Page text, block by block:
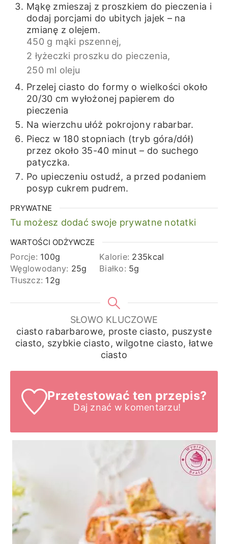
Mąkę zmieszaj z proszkiem do pieczenia i
dodaj porcjami do ubitych jajek – na
zmianę z olejem.
450 g mąki pszennej,
2 łyżeczki proszku do pieczenia,
250 ml oleju
Przelej ciasto do formy o wielkości około
20/30 cm wyłożonej papierem do
pieczenia
Na wierzchu ułóż pokrojony rabarbar.
Piecz w 180 stopniach (tryb góra/dół)
przez około 35-40 minut – do suchego
patyczka.
Po upieczeniu ostudź, a przed podaniem
posyp cukrem pudrem.
PRYWATNE
Tu możesz dodać swoje prywatne notatki
WARTOŚCI ODŻYWCZE
Porcje: 100g Kalorie: 235kcal
Węglowodany: 25g Białko: 5g
Tłuszcz: 12g
SŁOWO KLUCZOWE
ciasto rabarbarowe, proste ciasto, puszyste
ciasto, szybkie ciasto, wilgotne ciasto, łatwe
ciasto
Przetestować ten przepis?
Daj znać w komentarzu!